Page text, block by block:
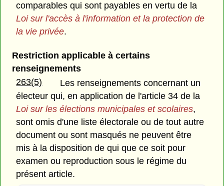
comparables qui sont payables en vertu de la
Loi sur l'accès à l'information et la protection de
la vie privée.
Restriction applicable à certains
renseignements
263(5)
Les renseignements concernant un
électeur qui, en application de l'article 34 de la
Loi sur les élections municipales et scolaires,
sont omis d'une liste électorale ou de tout autre
document ou sont masqués ne peuvent être
mis à la disposition de qui que ce soit pour
examen ou reproduction sous le régime du
présent article.